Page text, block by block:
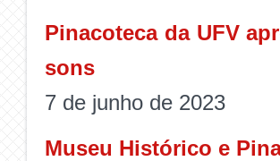
Pinacoteca da UFV
sons
7 de junho de 2023
Museu Histórico e